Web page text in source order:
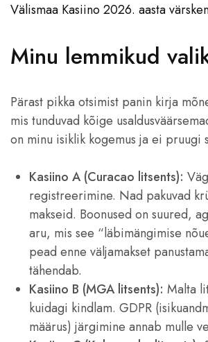
Välismaa Kasiino 2026. aasta
Minu lemmikud
Pärast pikka otsimist panin kirja
mis tunduvad kõige
on minu isiklik kogemus ja ei pruugi
Kasiino A (Curacao litsents):
registreerimine. Nad pakuvad
makseid. Boonused on suured,
aru, mis see “läbimängimise
pead enne väljamakset
tähendab.
Kasiino B (MGA litsents): Malta
kuidagi kindlam. GDPR
määrus) järgimine annab mulle